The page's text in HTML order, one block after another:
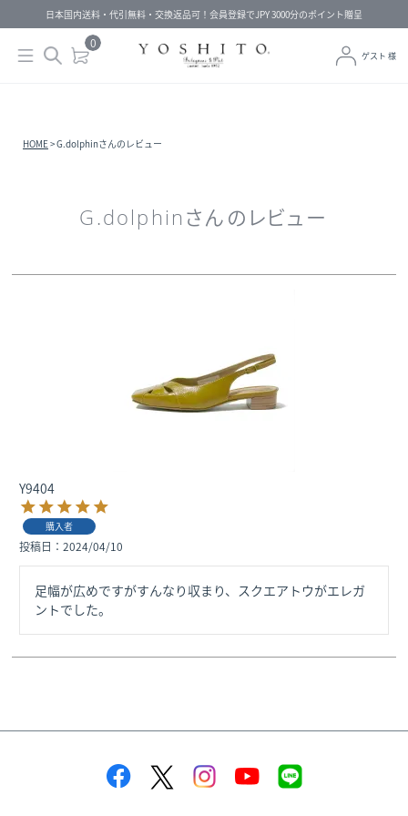
日本国内送料・代引無料・交換返品可！会員登録でJPY 3000分のポイント贈呈
0
ゲスト 様
HOME G.dolphinさんのレビュー
G.dolphinさんのレビュー
Y9404
購入者
投稿日 2024/04/10
足幅が広めですがすんなり収まり、スクエアトウがエレガ
ントでした。